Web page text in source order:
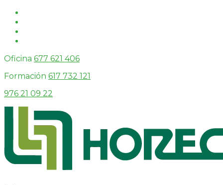
Oficina 677 621 406
Formación 617 732 121
976 21 09 22